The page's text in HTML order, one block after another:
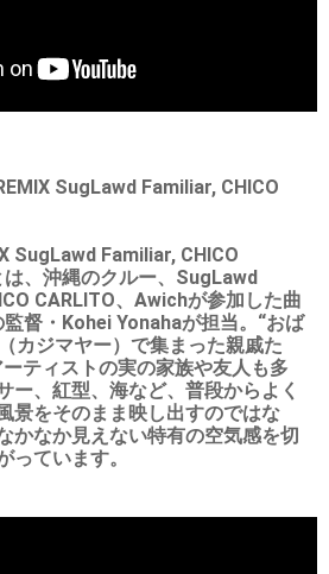
SugLawd Familiar, CHICO
SugLawd Familiar, CHICO
、沖縄のクルー、SugLawd
CARLITO、Awichが参加した曲
督・Kohei Yonahaが担当。“おば
カジマヤー）で集まった親戚た
ティストの実の家族や友人も多
ー、紅型、海など、普段からよく
景をそのまま映し出すのではな
かなか見えない特有の空気感を切
っています。